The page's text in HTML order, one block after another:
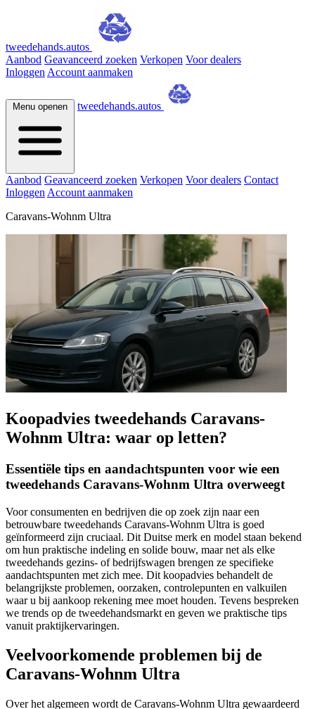
tweedehands.autos
Aanbod Geavanceerd zoeken Verkopen Voor dealers
Inloggen Account aanmaken
Menu openen tweedehands.autos
Aanbod Geavanceerd zoeken Verkopen Voor dealers Contact
Inloggen Account aanmaken
Caravans-Wohnm Ultra
Koopadvies tweedehands Caravans-
Wohnm Ultra: waar op letten?
Essentiële tips en aandachtspunten voor wie een
tweedehands Caravans-Wohnm Ultra overweegt
Voor consumenten en bedrijven die op zoek zijn naar een
betrouwbare tweedehands Caravans-Wohnm Ultra is goed
geïnformeerd zijn cruciaal. Dit Duitse merk en model staan bekend
om hun praktische indeling en solide bouw, maar net als elke
tweedehands gezins- of bedrijfswagen brengen ze specifieke
aandachtspunten met zich mee. Dit koopadvies behandelt de
belangrijkste problemen, oorzaken, controlepunten en valkuilen
waar u bij aankoop rekening mee moet houden. Tevens bespreken
we trends op de tweedehandsmarkt en geven we praktische tips
vanuit praktijkervaringen.
Veelvoorkomende problemen bij de
Caravans-Wohnm Ultra
Over het algemeen wordt de Caravans-Wohnm Ultra gewaardeerd